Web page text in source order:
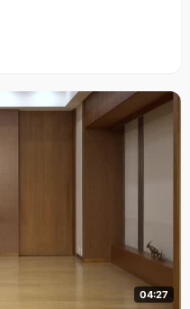
04:27